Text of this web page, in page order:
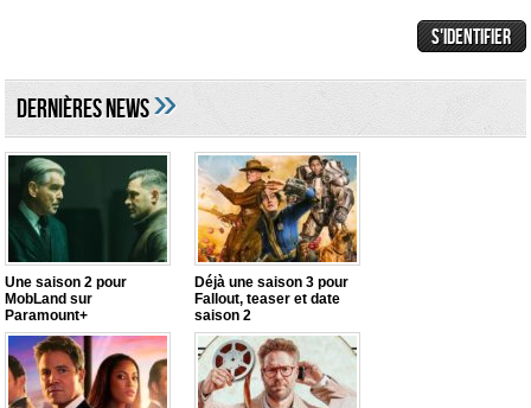
DERNIÈRES NEWS»
Une saison 2 pour
MobLand sur
Paramount+
Déjà une saison 3 pour
Fallout, teaser et date
saison 2